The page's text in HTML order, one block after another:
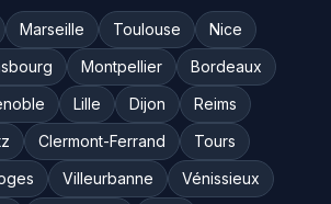
Marseille Toulouse
Nice
Montpellier
Bordeaux
Lille Dijon
Reims
Clermont-Ferrand
Tours
Villeurbanne
Vénissieux